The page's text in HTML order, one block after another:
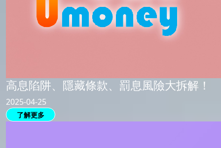
高息陷阱、隱藏條款、罰息風險大拆解！
2025-04-25
了解更多